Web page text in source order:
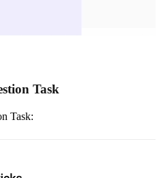
Task
Task: